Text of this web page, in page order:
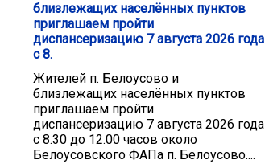
близлежащих населённых пунктов
приглашаем пройти
диспансеризацию 7 августа 2026 года
с 8.
Жителей п. Белоусово и
близлежащих населённых пунктов
приглашаем пройти
диспансеризацию 7 августа 2026 года
с 8.30 до 12.00 часов около
Белоусовского ФАПа п. Белоусово....